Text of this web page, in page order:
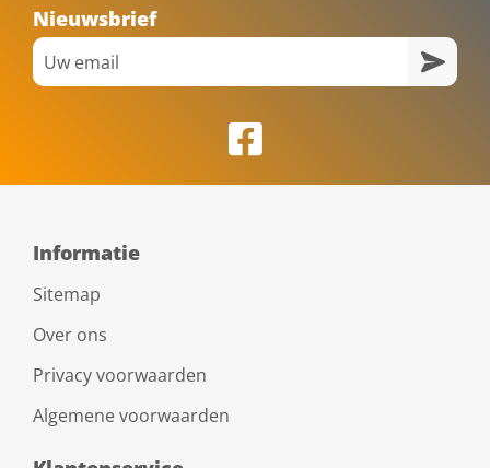
Nieuwsbrief
Informatie
Sitemap
Over ons
Privacy voorwaarden
Algemene voorwaarden